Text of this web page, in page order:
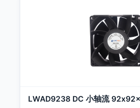
LWAD9238 DC 小轴流